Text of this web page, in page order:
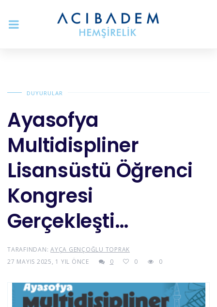
DUYURULAR
Ayasofya
Multidispliner
Lisansüstü Öğrenci
Kongresi
Gerçekleşti…
TARAFINDAN: AYÇA GENÇOĞLU TOPRAK
27 MAYIS 2025, 1 YIL ÖNCE
0 0 0